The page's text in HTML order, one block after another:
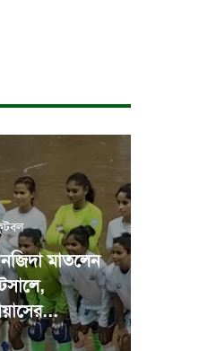
মাতলেন